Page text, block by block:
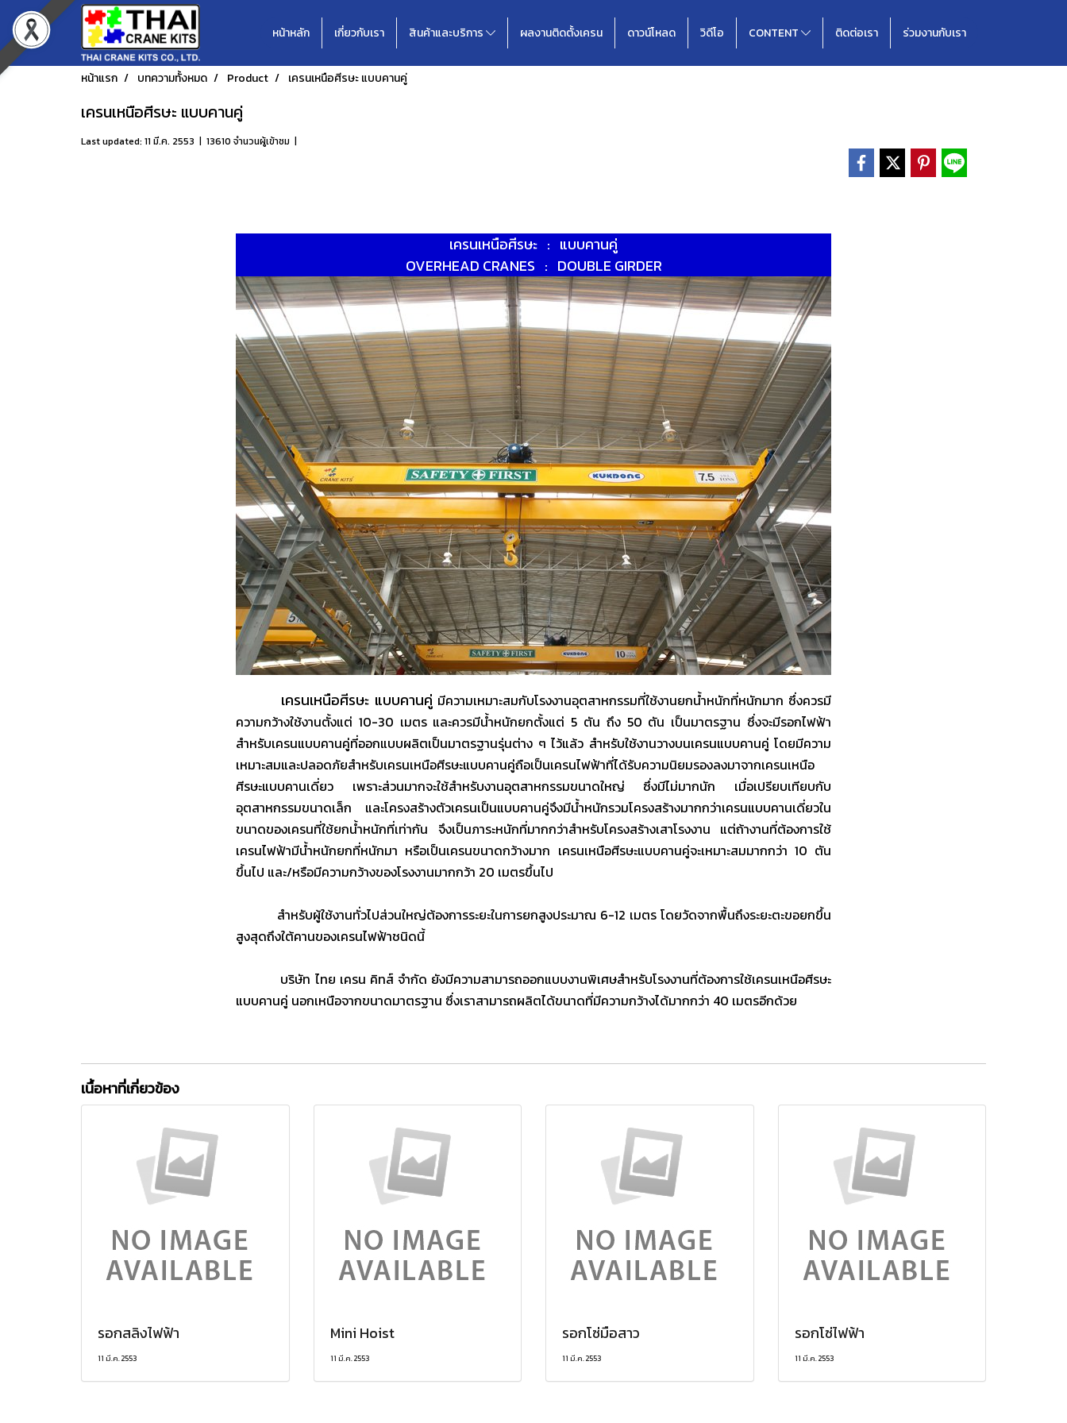
หน้าหลัก เกี่ยวกับเรา สินค้าและบริการ ผลงานติดตั้งเครน ดาวน์โหลด วิดีโอ CONTENT ติดต่อเรา ร่วมงานกับเรา
หน้าแรก บทความทั้งหมด Product เครนเหนือศีรษะ แบบคานคู่
เครนเหนือศีรษะ แบบคานคู่
Last updated: 11 มี.ค. 2553 | 13610 จำนวนผู้เข้าชม |
เครนเหนือศีรษะ : แบบคานคู่
OVERHEAD CRANES : DOUBLE GIRDER
เครนเหนือศีรษะ แบบคานคู่ มีความเหมาะสมกับโรงงานอุตสาหกรรมที่ใช้งานยกน้ำหนักที่หนักมาก ซึ่งควรมี
ความกว้างใช้งานตั้งแต่ 10-30 เมตร และควรมีน้ำหนักยกตั้งแต่ 5 ตัน ถึง 50 ตัน เป็นมาตรฐาน ซึ่งจะมีรอกไฟฟ้า
สำหรับเครนแบบคานคู่ที่ออกแบบผลิตเป็นมาตรฐานรุ่นต่าง ๆ ไว้แล้ว สำหรับใช้งานวางบนเครนแบบคานคู่ โดยมีความ
เหมาะสมและปลอดภัยสำหรับเครนเหนือศีรษะแบบคานคู่ถือเป็นเครนไฟฟ้าที่ได้รับความนิยมรองลงมาจากเครนเหนือ
ศีรษะแบบคานเดี่ยว เพราะส่วนมากจะใช้สำหรับงานอุตสาหกรรมขนาดใหญ่ ซึ่งมีไม่มากนัก เมื่อเปรียบเทียบกับ
อุตสาหกรรมขนาดเล็ก และโครงสร้างตัวเครนเป็นแบบคานคู่จึงมีน้ำหนักรวมโครงสร้างมากกว่าเครนแบบคานเดี่ยวใน
ขนาดของเครนที่ใช้ยกน้ำหนักที่เท่ากัน จึงเป็นภาระหนักที่มากกว่าสำหรับโครงสร้างเสาโรงงาน แต่ถ้างานที่ต้องการใช้
เครนไฟฟ้ามีน้ำหนักยกที่หนักมา หรือเป็นเครนขนาดกว้างมาก เครนเหนือศีรษะแบบคานคู่จะเหมาะสมมากกว่า 10 ตัน
ขึ้นไป และ/หรือมีความกว้างของโรงงานมากกว้า 20 เมตรขึ้นไป
สำหรับผู้ใช้งานทั่วไปส่วนใหญ่ต้องการระยะในการยกสูงประมาณ 6-12 เมตร โดยวัดจากพื้นถึงระยะตะขอยกขึ้น
สูงสุดถึงใต้คานของเครนไฟฟ้าชนิดนี้
บริษัท ไทย เครน คิทส์ จำกัด ยังมีความสามารถออกแบบงานพิเศษสำหรับโรงงานที่ต้องการใช้เครนเหนือศีรษะ
แบบคานคู่ นอกเหนือจากขนาดมาตรฐาน ซึ่งเราสามารถผลิตได้ขนาดที่มีความกว้างได้มากกว่า 40 เมตรอีกด้วย
เนื้อหาที่เกี่ยวข้อง
รอกสลิงไฟฟ้า
11 มี.ค. 2553
Mini Hoist
11 มี.ค. 2553
รอกโซ่มือสาว
11 มี.ค. 2553
รอกโซ่ไฟฟ้า
11 มี.ค. 2553